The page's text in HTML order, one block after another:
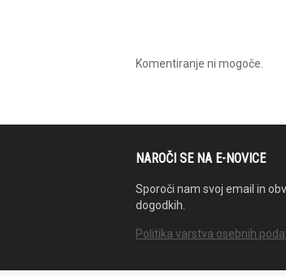
Komentiranje ni mogoče.
NAROČI SE NA E-NOVICE
Sporoči nam svoj email in
dogodkih.
Politika varstva osebnih